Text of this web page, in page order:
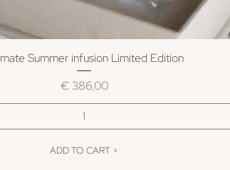
Snel overzicht
Summer infusion Limited Edition
Prijs
€ 386,00
ADD TO CART >